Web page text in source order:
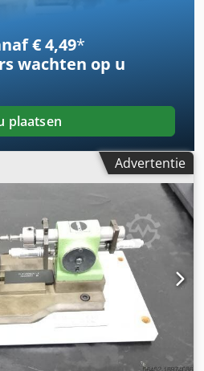
€ 4,49*
wachten op u
plaatsen
Advertentie